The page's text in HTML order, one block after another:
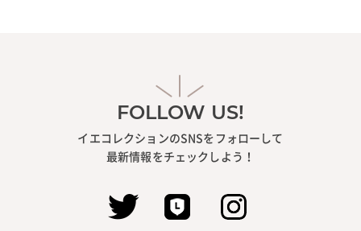
FOLLOW US!
イエコレクションのSNSをフォローして
最新情報をチェックしよう！